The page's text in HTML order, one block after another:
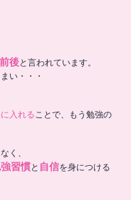
後と言われています。
い・・・
入れる ことで、もう勉強の
く、
習慣と 自信を身につける